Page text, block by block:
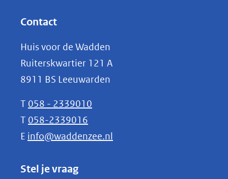
(verwijst
naar
een
andere
website)
Contact
Huis voor de Wadden
Ruiterskwartier 121 A
8911 BS Leeuwarden
T 058 - 2339010
T 058-2339016
E info@waddenzee.nl
Stel je vraag